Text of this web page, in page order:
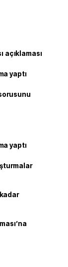
açıklaması
yaptı
yaptı